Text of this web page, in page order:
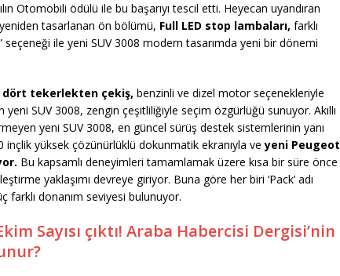
Otomobili ödülü ile bu başarıyı tescil etti. Heyecan uyandıran
tasarlanan ön bölümü, Full LED stop lambaları, farklı
seçeneği ile yeni SUV 3008 modern tasarımda yeni bir dönemi
dört tekerlekten çekiş, benzinli ve dizel motor seçenekleriyle
SUV 3008, zengin çeşitliliğiyle seçim özgürlüğü sunuyor. Akıllı
yeni SUV 3008, en güncel sürüş destek sistemlerinin yanı
inçlik yüksek çözünürlüklü dokunmatik ekranıyla veyeni Peugeot
Bu kapsamlı deneyimleri tamamlamak üzere kısa bir süre önce
yaklaşımı devreye giriyor. Buna göre her biri ‘Pack’ adı
farklı donanım seviyesi bulunuyor.
Sayısı çıktı! Araba Habercisi Dergisi’nin